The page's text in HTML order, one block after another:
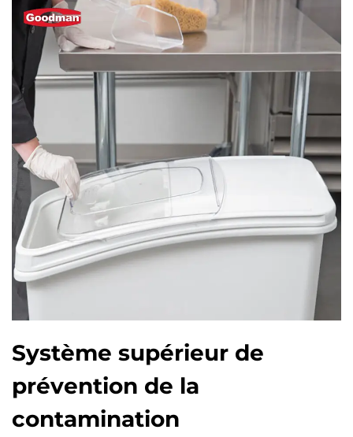
Système supérieur de
prévention de la
contamination